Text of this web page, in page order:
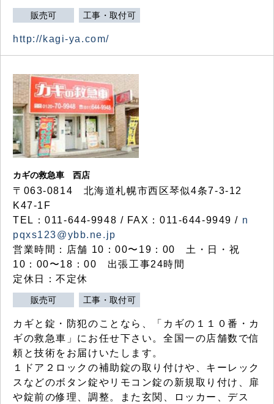
販売可 工事・取付可
http://kagi-ya.com/
カギの救急車 西店
〒063-0814 北海道札幌市西区琴似4条7-3-12
K47-1F
TEL：011-644-9948 / FAX：011-644-9949 / n
pqxs123@ybb.ne.jp
営業時間：店舗 10：00〜19：00 土・日・祝
10：00〜18：00 出張工事24時間
定休日：不定休
販売可 工事・取付可
カギと錠・防犯のことなら、「カギの１１０番・カ
ギの救急車」にお任せ下さい。全国一の店舗数で信
頼と技術をお届けいたします。
１ドア２ロックの補助錠の取り付けや、キーレック
スなどのボタン錠やリモコン錠の新規取り付け、扉
や錠前の修理、調整。また玄関、ロッカー、デス